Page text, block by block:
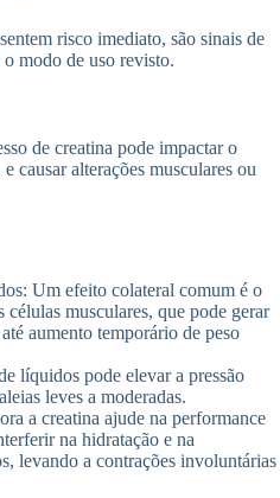
risco imediato, são sinais de
o modo de uso revisto.
de creatina pode impactar o
causar alterações musculares ou
Um efeito colateral comum é o
células musculares, que pode gerar
aumento temporário de peso
líquidos pode elevar a pressão
leves a moderadas.
a creatina ajude na performance
na hidratação e na
levando a contrações involuntárias